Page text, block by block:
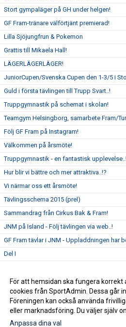
Stort gympaläger på GH under helgen!
GF Fram-tränare välförtjänt premierad!
Lilla Sjöjungfrun & Pokemon
Grattis till Mikaela Hall!
LÄGERLÄGERLÄGER!
JuniorCupen/Svenska Cupen den 1-3/5 i
Guld i första tävlingen till Trupp Svart..!
Truppgymnastik på schemat i skolan!
Teamgym Helsingborg, samarbete Fram/
Följ GF Fram på Instagram!
Välkommen på årsmöte!
Truppgymnastik - en fantastisk
Hur blir vi bättre och mer attraktiva..!?
Vi närmar oss ett årsmöte!
Tävlingsschema 2015 (prel)
Sammandrag från Cirkus Bak & Fram!
JNM på Island - Följ tävlingen via web..!
GF Fram tävlar i JNM - Uppladdningen har
Del I
Del III
Del IV
För att hemsidan ska fungera korrekt
cookies från SportAdmin. Dessa går
Föreningen kan också använda
eller marknadsföring. Du väljer själv
Anpassa dina val